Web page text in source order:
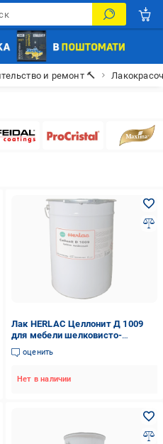
и ремонт 🔨
Лак HERLAC Целлонит Д 1009
для мебели шелковисто-
матовый нитроцеллюлозный 25
л
оценить
Нет в наличии